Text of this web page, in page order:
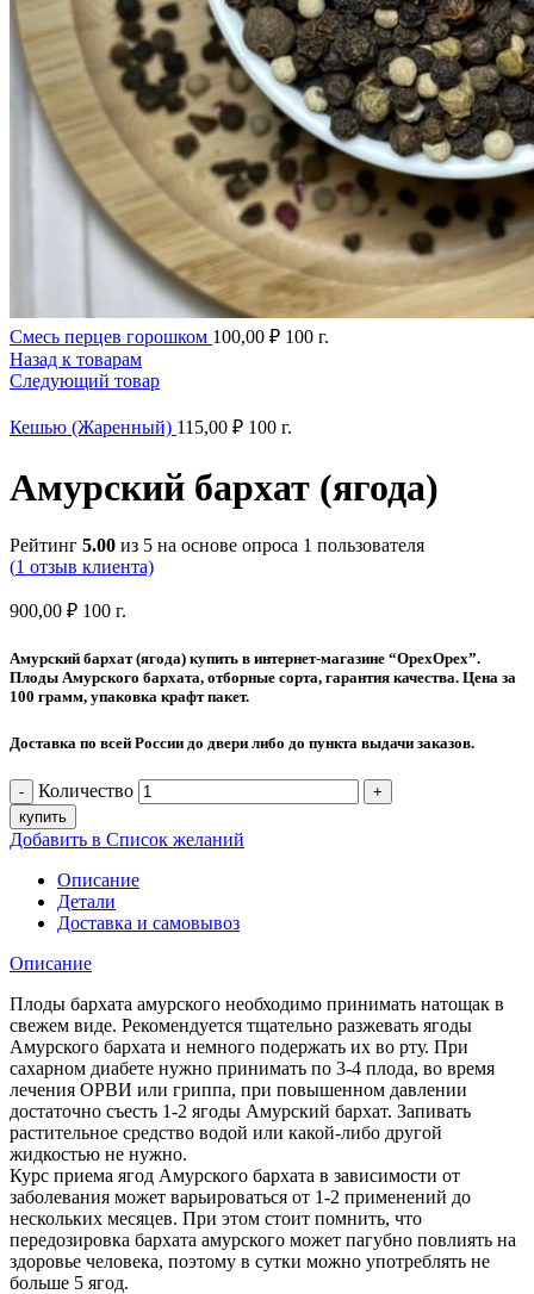
Смесь перцев горошком 100,00 ₽ 100 г.
Назад к товарам
Следующий товар
Кешью (Жаренный) 115,00 ₽ 100 г.
Амурский бархат (ягода)
Рейтинг 5.00 из 5 на основе опроса 1 пользователя
(1 отзыв клиента)
900,00 ₽ 100 г.
Амурский бархат (ягода) купить в интернет-магазине “ОрехОрех”.
Плоды Амурского бархата, отборные сорта, гарантия качества. Цена за
100 грамм, упаковка крафт пакет.
Доставка по всей России до двери либо до пункта выдачи заказов.
Количество
купить
Добавить в Список желаний
Описание
Детали
Доставка и самовывоз
Описание
Плоды бархата амурского необходимо принимать натощак в
свежем виде. Рекомендуется тщательно разжевать ягоды
Амурского бархата и немного подержать их во рту. При
сахарном диабете нужно принимать по 3-4 плода, во время
лечения ОРВИ или гриппа, при повышенном давлении
достаточно съесть 1-2 ягоды Амурский бархат. Запивать
растительное средство водой или какой-либо другой
жидкостью не нужно.
Курс приема ягод Амурского бархата в зависимости от
заболевания может варьироваться от 1-2 применений до
нескольких месяцев. При этом стоит помнить, что
передозировка бархата амурского может пагубно повлиять на
здоровье человека, поэтому в сутки можно употреблять не
больше 5 ягод.